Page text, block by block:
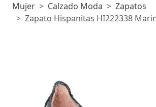
Mujer Calzado Moda
Zapatos
Zapato Hispanitas HI222338